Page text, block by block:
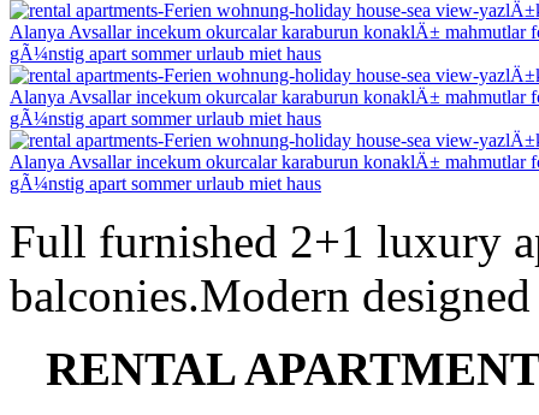
Full furnished 2+1 luxury
balconies.Modern
RENTAL